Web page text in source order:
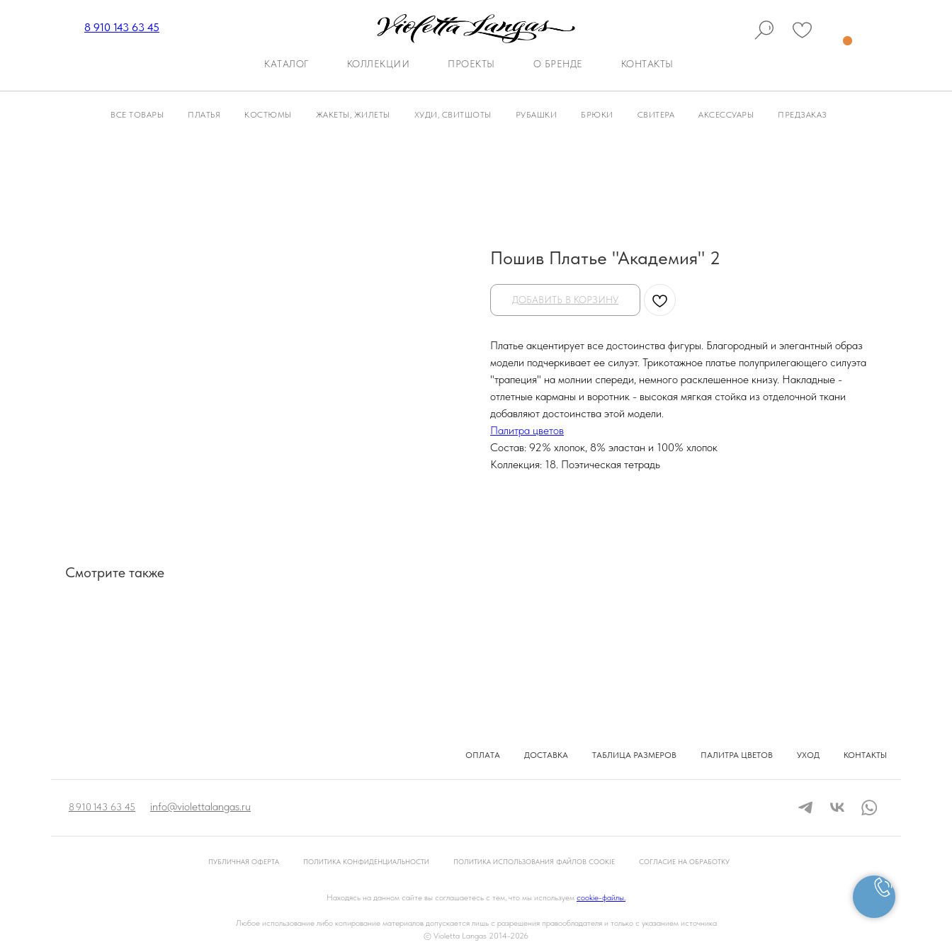
8 910 143 63 45
КАТАЛОГ КОЛЛЕКЦИИ ПРОЕКТЫ О БРЕНДЕ КОНТАКТЫ
ВСЕ ТОВАРЫ ПЛАТЬЯ КОСТЮМЫ ЖАКЕТЫ, ЖИЛЕТЫ ХУДИ, СВИТШОТЫ РУБАШКИ БРЮКИ СВИТЕРА АКСЕССУАРЫ ПРЕДЗАКАЗ
Пошив Платье "Академия" 2
ДОБАВИТЬ В КОРЗИНУ
Платье акцентирует все достоинства фигуры. Благородный и элегантный образ
модели подчеркивает ее силуэт. Трикотажное платье полуприлегающего силуэта
"трапеция" на молнии спереди, немного расклешенное книзу. Накладные -
отлетные карманы и воротник - высокая мягкая стойка из отделочной ткани
добавляют достоинства этой модели.
Палитра цветов
Состав: 92% хлопок, 8% эластан и 100% хлопок
Коллекция: 18. Поэтическая тетрадь
Смотрите также
ОПЛАТА ДОСТАВКА ТАБЛИЦА РАЗМЕРОВ ПАЛИТРА ЦВЕТОВ УХОД КОНТАКТЫ
8 910 143 63 45 info@violettalangas.ru
ПУБЛИЧНАЯ ОФЕРТА ПОЛИТИКА КОНФИДЕНЦИАЛЬНОСТИ ПОЛИТИКА ИСПОЛЬЗОВАНИЯ ФАЙЛОВ COOKIE СОГЛАСИЕ НА ОБРАБОТКУ
Находясь на данном сайте вы соглашаетесь с тем, что мы используем cookie-файлы.
Любое использование либо копирование материалов допускается лишь с разрешения правообладателя и только с указанием источника
© Violetta Langas 2014-2026